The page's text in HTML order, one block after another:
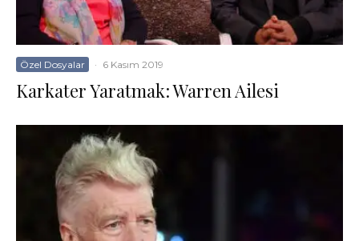
Özel Dosyalar · 6 Kasım 2019
Karkater Yaratmak: Warren Ailesi